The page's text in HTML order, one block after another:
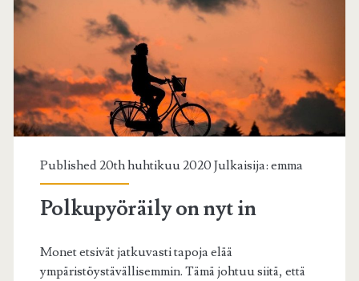
Published 20th huhtikuu 2020 Julkaisija: emma
Polkupyöräily on nyt in
Monet etsivät jatkuvasti tapoja elää
ympäristöystävällisemmin. Tämä johtuu siitä, että